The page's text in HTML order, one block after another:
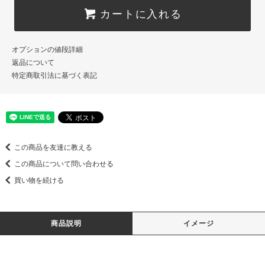
カートに入れる
オプションの値段詳細
返品について
特定商取引法に基づく表記
この商品を友達に教える
この商品について問い合わせる
買い物を続ける
商品説明 イメージ